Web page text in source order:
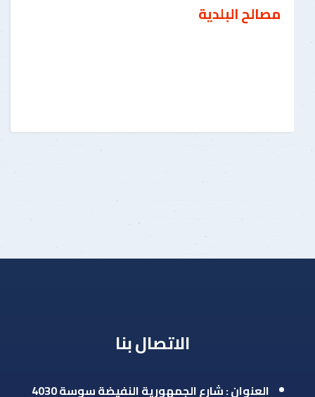
مصالح البلدية
الاتصال بنا
العنوان : شارع الجمهورية النفيضة سوسة 4030